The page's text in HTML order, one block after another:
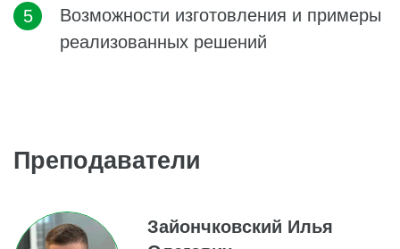
Возможности изготовления и примеры
реализованных решений
Преподаватели
Зайончковский Илья